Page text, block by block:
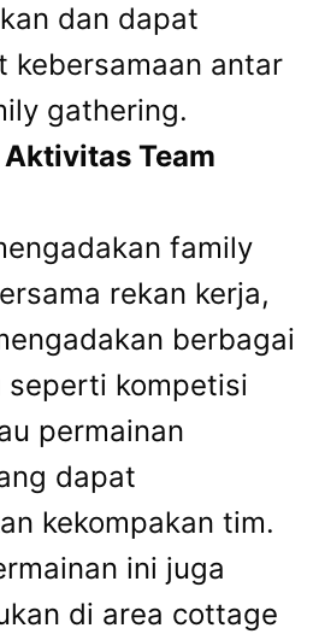
dan dapat
kebersamaan antar
gathering.
Aktivitas Team
family
rekan kerja,
berbagai
seperti kompetisi
permainan
dapat
kekompakan tim.
ini juga
di area cottage